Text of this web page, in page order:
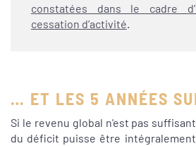
constatées dans le cadre
cessation d’activité
… ET LES 5 ANNÉES
Si le revenu global n'est pas
du déficit puisse être intégralement